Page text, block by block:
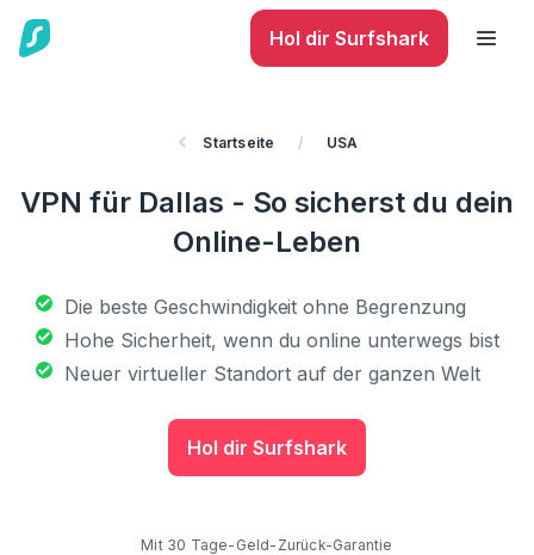
Hol dir Surfshark
Startseite / USA
VPN für Dallas - So sicherst du dein
Online-Leben
Die beste Geschwindigkeit ohne Begrenzung
Hohe Sicherheit, wenn du online unterwegs bist
Neuer virtueller Standort auf der ganzen Welt
Hol dir Surfshark
Mit 30 Tage-Geld-Zurück-Garantie